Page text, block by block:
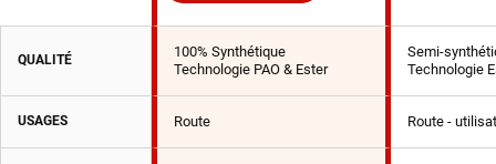
QUALITÉ
100% Synthétique
Technologie PAO & Ester
Semi-
Technologie
USAGES Route Route -